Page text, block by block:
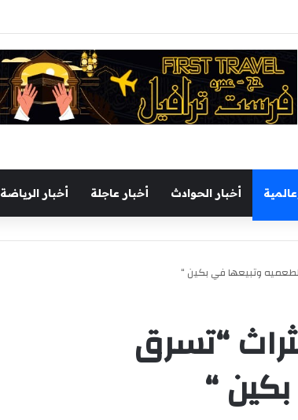
تفقدية بميناء السخنة اليوم
أخبار الحوادث أخبار عاجلة أخبار الرياضة
وتبيعها في بكين “
“تسرق
“